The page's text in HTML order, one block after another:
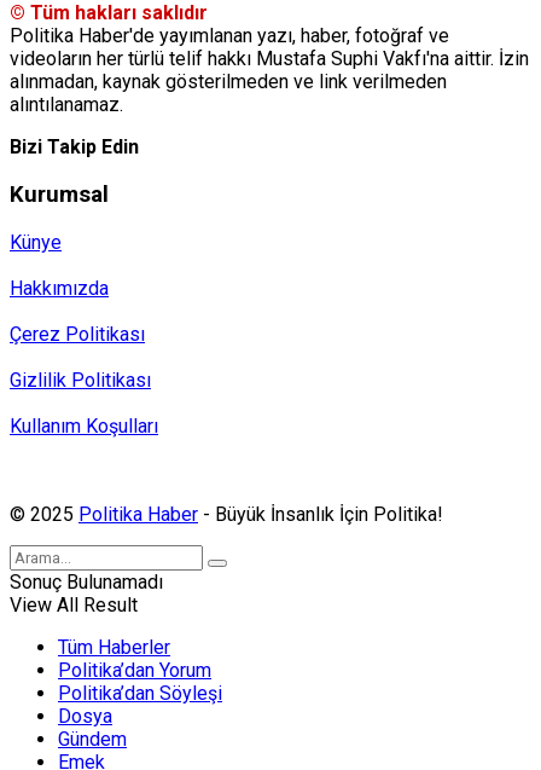
© Tüm hakları saklıdır
Politika Haber'de yayımlanan yazı, haber, fotoğraf ve
videoların her türlü telif hakkı Mustafa Suphi Vakfı'na aittir. İzin
alınmadan, kaynak gösterilmeden ve link verilmeden
alıntılanamaz.
Bizi Takip Edin
Kurumsal
Künye
Hakkımızda
Çerez Politikası
Gizlilik Politikası
Kullanım Koşulları
© 2025 Politika Haber - Büyük İnsanlık İçin Politika!
Sonuç Bulunamadı
View All Result
Tüm Haberler
Politika’dan Yorum
Politika’dan Söyleşi
Dosya
Gündem
Emek